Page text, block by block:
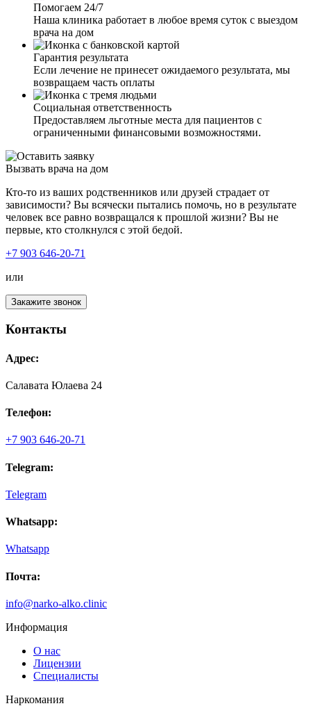
Помогаем 24/7
Наша клиника работает в любое время суток с выездом
врача на дом
Гарантия результата
Если лечение не принесет ожидаемого результата, мы
возвращаем часть оплаты
Социальная ответственность
Предоставляем льготные места для пациентов с
ограниченными финансовыми возможностями.
Вызвать врача на дом
Кто-то из ваших родственников или друзей страдает от
зависимости? Вы всячески пытались помочь, но в результате
человек все равно возвращался к прошлой жизни? Вы не
первые, кто столкнулся с этой бедой.
+7 903 646-20-71
или
Закажите звонок
Контакты
Адрес:
Салавата Юлаева 24
Телефон:
+7 903 646-20-71
Telegram:
Telegram
Whatsapp:
Whatsapp
Почта:
info@narko-alko.clinic
Информация
О нас
Лицензии
Специалисты
Наркомания